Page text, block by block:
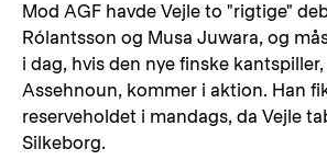
Mod AGF havde Vejle to "rigtige"
Rólantsson og Musa Juwara, og
i dag, hvis den nye finske
Assehnoun, kommer i aktion. Han
reserveholdet i mandags, da Vejle
Silkeborg.